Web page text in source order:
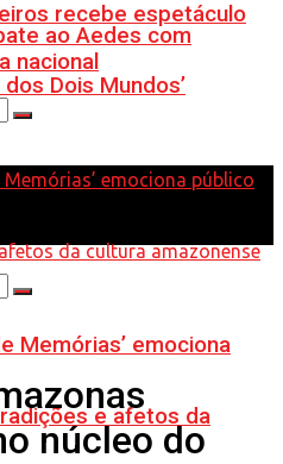
recebe espetáculo
Dois Mundos’
Memórias’ emociona
e afetos da
ao Aedes com
nacional
núcleo do